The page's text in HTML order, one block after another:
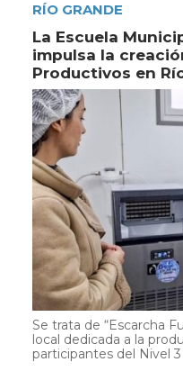
RÍO GRANDE
La Escuela
impulsa la
Productivos en
Se trata de “Escarcha
local dedicada a la
participantes del Nivel 3